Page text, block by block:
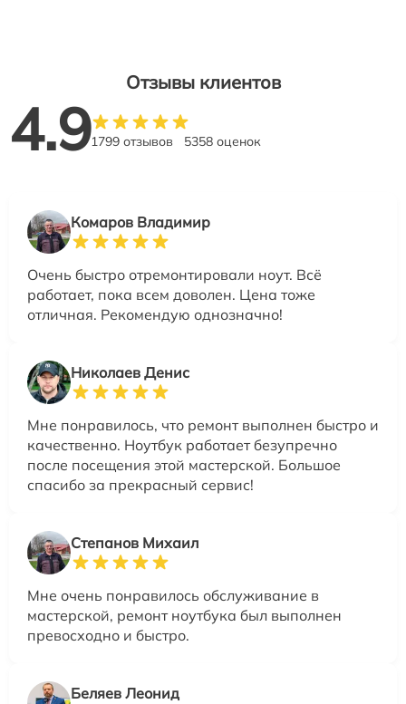
Отзывы клиентов
4.91799 отзывов 5358 оценок
Комаров Владимир
Очень быстро отремонтировали ноут. Всё
работает, пока всем доволен. Цена тоже
отличная. Рекомендую однозначно!
Николаев Денис
Мне понравилось, что ремонт выполнен быстро и
качественно. Ноутбук работает безупречно
после посещения этой мастерской. Большое
спасибо за прекрасный сервис!
Степанов Михаил
Мне очень понравилось обслуживание в
мастерской, ремонт ноутбука был выполнен
превосходно и быстро.
Беляев Леонид